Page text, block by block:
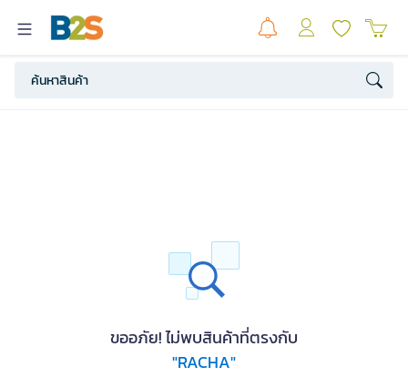
ขออภัย! ไม่พบสินค้าที่ตรงกับ
"RACHA"